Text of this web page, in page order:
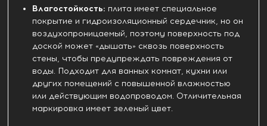
Влагостойкость: плита имеет специальное
покрытие и гидроизоляционный сердечник, но он
воздухопроницаемый, поэтому поверхность под
доской может «дышать» сквозь поверхность
стены, чтобы предупреждать повреждения от
воды. Подходит для ванных комнат, кухни или
других помещений с повышенной влажностью
или действующим водопроводом. Отличительная
маркировка имеет зеленый цвет.